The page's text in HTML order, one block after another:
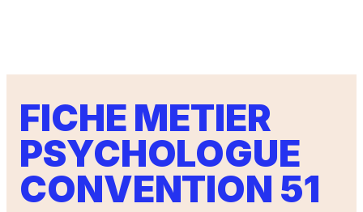
FICHE METIER
PSYCHOLOGUE
CONVENTION 51